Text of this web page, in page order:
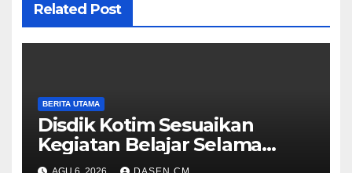
Related Post
BERITA UTAMA
Disdik Kotim Sesuaikan
Kegiatan Belajar Selama
Musim Kemarau